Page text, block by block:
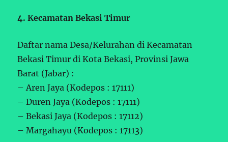
4. Kecamatan Bekasi Timur
Daftar nama Desa/Kelurahan di Kecamatan
Bekasi Timur di Kota Bekasi, Provinsi Jawa
Barat (Jabar) :
– Aren Jaya (Kodepos : 17111)
– Duren Jaya (Kodepos : 17111)
– Bekasi Jaya (Kodepos : 17112)
– Margahayu (Kodepos : 17113)